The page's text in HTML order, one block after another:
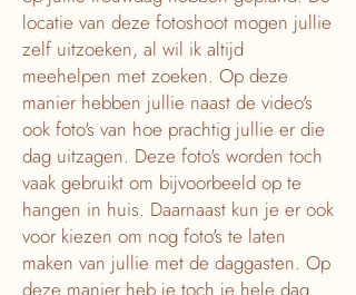
locatie van deze fotoshoot mogen jullie
zelf uitzoeken, al wil ik altijd
meehelpen met zoeken. Op deze
manier hebben jullie naast de video's
ook foto's van hoe prachtig jullie er die
dag uitzagen. Deze foto's worden toch
vaak gebruikt om bijvoorbeeld op te
hangen in huis. Daarnaast kun je er ook
voor kiezen om nog foto's te laten
maken van jullie met de daggasten. Op
deze manier heb je toch je hele dag